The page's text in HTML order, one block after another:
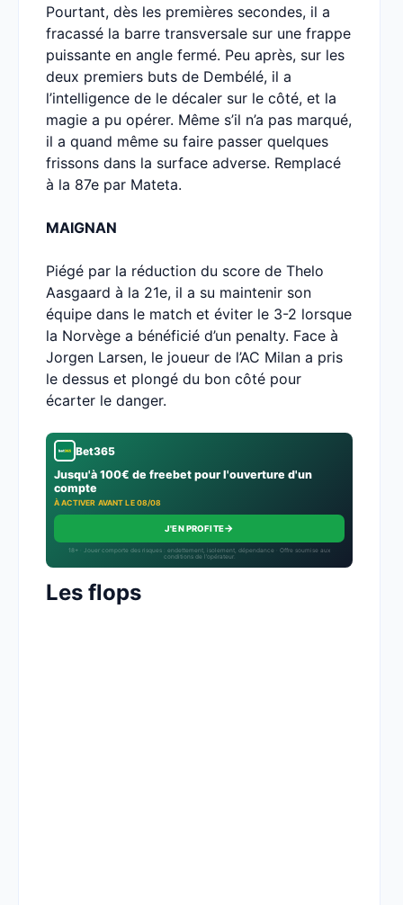
Pourtant, dès les premières secondes, il a
fracassé la barre transversale sur une frappe
puissante en angle fermé. Peu après, sur les
deux premiers buts de Dembélé, il a
l’intelligence de le décaler sur le côté, et la
magie a pu opérer. Même s’il n’a pas marqué,
il a quand même su faire passer quelques
frissons dans la surface adverse. Remplacé
à la 87e par Mateta.
MAIGNAN
Piégé par la réduction du score de Thelo
Aasgaard à la 21e, il a su maintenir son
équipe dans le match et éviter le 3-2 lorsque
la Norvège a bénéficié d’un penalty. Face à
Jorgen Larsen, le joueur de l’AC Milan a pris
le dessus et plongé du bon côté pour
écarter le danger.
Bet365
Jusqu'à 100€ de freebet pour l'ouverture d'un
compte
À ACTIVER AVANT LE 08/08
J'EN PROFITE→
18+ · Jouer comporte des risques : endettement, isolement, dépendance · Offre soumise aux
conditions de l’opérateur.
Les flops